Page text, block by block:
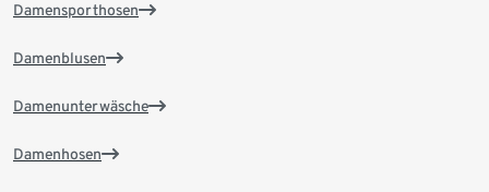
Damensporthosen
Damenblusen
Damenunterwäsche
Damenhosen